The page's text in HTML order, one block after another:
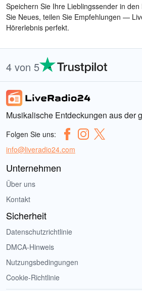
Speichern Sie Ihre Lieblingssender in
Sie Neues, teilen Sie Empfehlungen —
Hörerlebnis perfekt.
4 von 5
Musikalische Entdeckungen aus der
Folgen Sie uns:
info@liveradio24.com
Unternehmen
Über uns
Kontakt
Sicherheit
Datenschutzrichtlinie
DMCA-Hinweis
Nutzungsbedingungen
Cookie-Richtlinie